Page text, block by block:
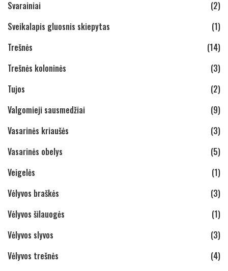
Svarainiai
(2)
Sveikalapis gluosnis skiepytas
(1)
Trešnės
(14)
Trešnės koloninės
(3)
Tujos
(2)
Valgomieji sausmedžiai
(9)
Vasarinės kriaušės
(3)
Vasarinės obelys
(5)
Veigelės
(1)
Vėlyvos braškės
(3)
Vėlyvos šilauogės
(1)
Vėlyvos slyvos
(3)
Vėlyvos trešnės
(4)